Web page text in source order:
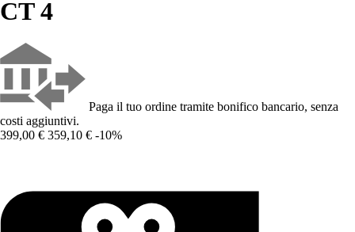
CT 4
Paga il tuo ordine tramite bonifico bancario, senza
costi aggiuntivi.
399,00 € 359,10 € -10%